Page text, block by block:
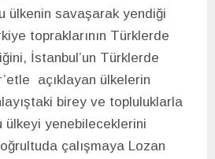
ülkenin savaşarak yendiği
topraklarının Türklerde
İstanbul’un Türklerde
açıklayan ülkelerin
birey ve topluluklarla
ülkeyi yenebileceklerini
çalışmaya Lozan